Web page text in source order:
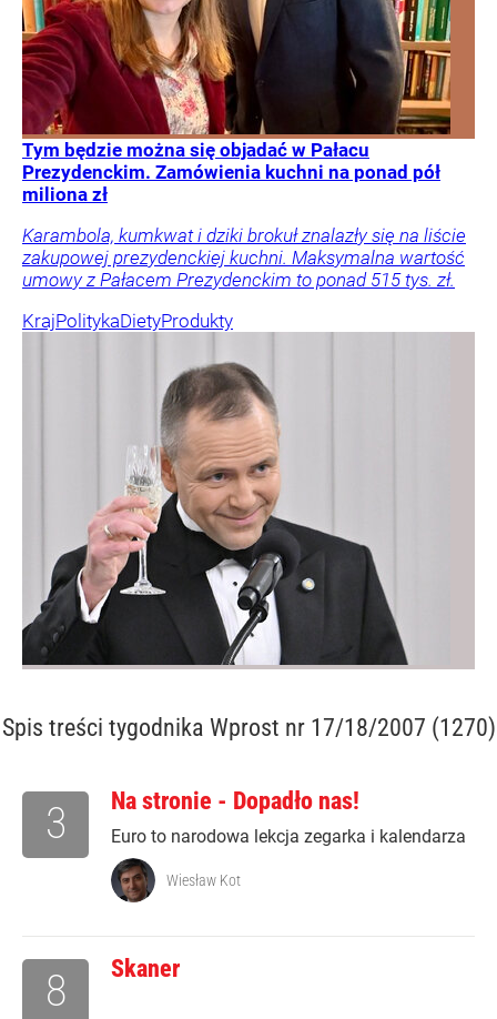
Tym będzie można się objadać w Pałacu
Prezydenckim. Zamówienia kuchni na ponad pół
miliona zł
Karambola, kumkwat i dziki brokuł znalazły się na liście
zakupowej prezydenckiej kuchni. Maksymalna wartość
umowy z Pałacem Prezydenckim to ponad 515 tys. zł.
KrajPolitykaDietyProdukty
Spis treści tygodnika Wprost nr 17/18/2007 (1270)
Na stronie - Dopadło nas!
Euro to narodowa lekcja zegarka i kalendarza
3
Wiesław Kot
Skaner
8